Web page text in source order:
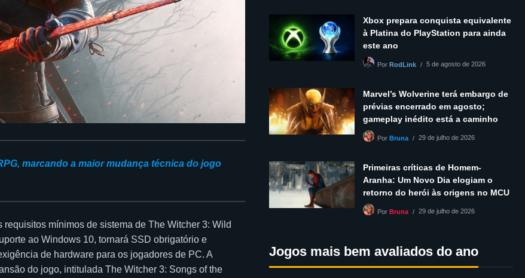
marcando a maior mudança técnica do jogo
mínimos de sistema de The Witcher 3: Wild
ao Windows 10, tornará SSD obrigatório e
de hardware para os jogadores de PC. A
do jogo, intitulada The Witcher 3: Songs of the
Xbox prepara conquista equivalente
à Platina do PlayStation para ainda
este ano
PorRodLink 5 de agosto de 2026
Marvel’s Wolverine terá embargo de
prévias encerrado em agosto;
gameplay inédito está a caminho
PorBruna 29 de julho de 2026
Primeiras críticas de Homem-
Aranha: Um Novo Dia elogiam o
retorno do herói às origens no MCU
PorBruna 29 de julho de 2026
Jogos mais bem avaliados do ano